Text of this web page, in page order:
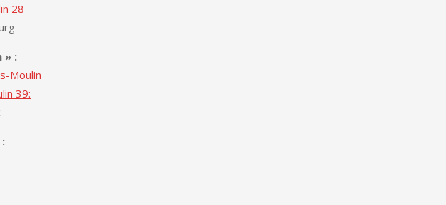
28
» :
Moulin
39: